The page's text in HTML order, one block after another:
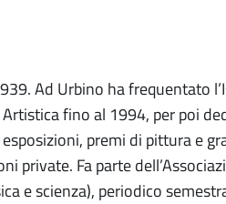
Ad Urbino ha frequentato
fino al 1994, per poi
premi di pittura e
private. Fa parte
e scienza), periodico